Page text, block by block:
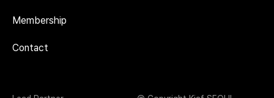
Membership
Contact